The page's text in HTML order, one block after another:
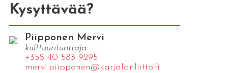
Kysyttävää?
Piipponen Mervi
kulttuurituottaja
+358 40 583 9295
mervi.​piipponen@​kar​jala​nlii​tto.​fi